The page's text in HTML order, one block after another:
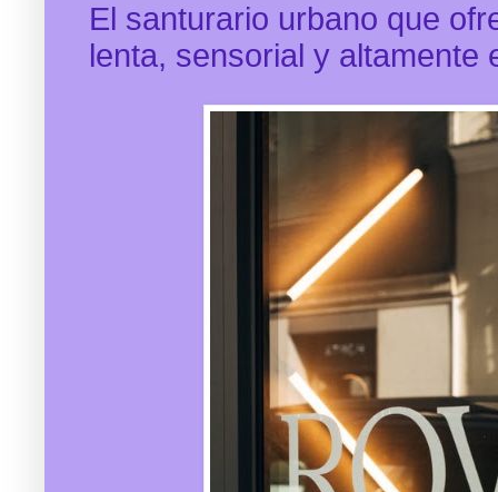
El santurario urbano que
lenta, sensorial y altamente